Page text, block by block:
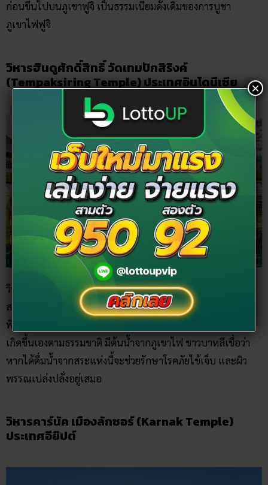
ก่อนขึ้นไปบนภูเขาฟูจิ เป็นธรรมเนียมดั้งเดิมของการบูชา
ภูเขาไฟฟูจิ
วิหารฮินดูศักดิ์สิทธิ์ วัดเทมปักสิริงค์
(Tempaksiring Temple) ประเทศอินโดนีเซีย
วิหารฮินดูศักดิ์สิทธิ์ ณ วัดเทมปักสิริงค์ ประเทศอินโดนีเซีย ถูก
สร้างขึ้นในศตวรรษที่ 13 เคยเป็นสถานที่สำหรับประกอบ
พิธีกรรมทางศาสนาพราหมณ์-ฮินดู ด้านในมีบ่อน้ำศักดิ์สิทธิ์ที่
เกิดขึ้นเองตามธรรมชาติ มีต้นน้ำจากภูเขาไฟ ชาวบาหลีเชื่อว่า
หากได้ดื่มน้ำจากสระแห่งนี้จะช่วยรักษาโรคภัยไข้เจ็บ และผิว
พรรณเปล่งปลั่งอยู่เสมอ
วิหารคาร์นัค เมืองลักซอร์ (Karnak Temple)
ประเทศอียิปต์
×